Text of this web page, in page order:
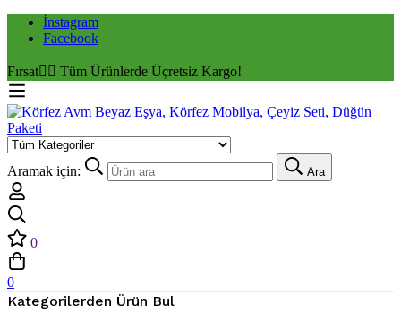
İnstagram
Facebook
Fırsat✌🏼 Tüm Ürünlerde Üçretsiz Kargo!
Aramak için: Ara
0
0
Kategorilerden Ürün Bul